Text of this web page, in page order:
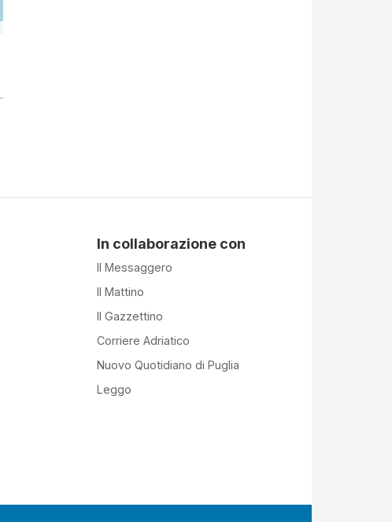
In collaborazione con
Il Messaggero
Il Mattino
Il Gazzettino
Corriere Adriatico
Nuovo Quotidiano di Puglia
Leggo